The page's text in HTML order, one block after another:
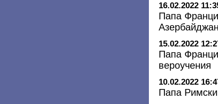
16.02.2022
Папа
15.02.2022
Папа
вероучения
10.02.2022
Папа